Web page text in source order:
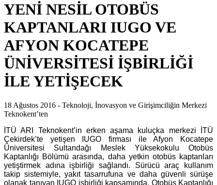
YENİ NESİL OTOBÜS
KAPTANLARI IUGO VE
AFYON KOCATEPE
ÜNİVERSİTESİ İŞBİRLİĞİ
İLE YETİŞECEK
18 Ağustos 2016 - Teknoloji, İnovasyon ve Girişimciliğin Merkezi
Teknokent’ten
İTÜ ARI Teknokent’in erken aşama kuluçka merkezi İTÜ
Çekirdek’te yetişen IUGO firması ile Afyon Kocatepe
Üniversitesi Sultandağı Meslek Yüksekokulu Otobüs
Kaptanlığı Bölümü arasında, daha yetkin otobüs kaptanları
yetiştirmek adına işbirliği sağlandı. Sürücü araç kullanım
takip sistemiyle, yakıt tasarrufuna ve daha güvenli sürüşe
olanak tanıyan IUGO işbirliği kapsamında, Otobüs Kaptanlığı